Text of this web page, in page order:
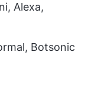
Alexa,
Botsonic